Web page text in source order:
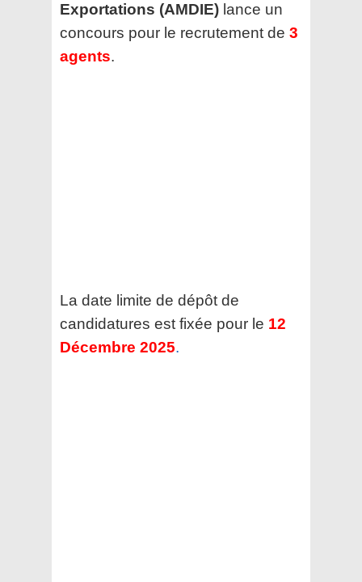
Exportations (AMDIE) lance un
concours pour le recrutement de 3
agents.
La date limite de dépôt de
candidatures est fixée pour le 12
Décembre 2025.